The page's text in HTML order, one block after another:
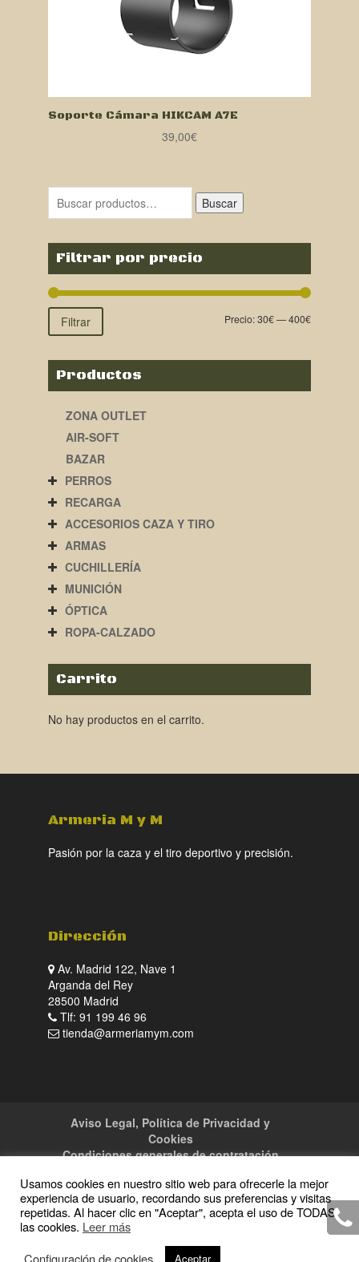
Soporte Cámara HIKCAM A7E
39,00€
Buscar
Filtrar por precio
Filtrar Precio:30€—400€
Productos
ZONA OUTLET
AIR-SOFT
BAZAR
PERROS
RECARGA
ACCESORIOS CAZA Y TIRO
ARMAS
CUCHILLERÍA
MUNICIÓN
ÓPTICA
ROPA-CALZADO
Carrito
No hay productos en el carrito.
Armeria M y M
Pasión por la caza y el tiro deportivo y precisión.
Dirección
Av. Madrid 122, Nave 1
Arganda del Rey
28500 Madrid
Tlf: 91 199 46 96
tienda@armeriamym.com
Aviso Legal, Política de Privacidad y
Cookies
Condiciones generales de contratación
Copyright · 2016 Armeria M y M · Todos los
Usamos cookies en nuestro sitio web para ofrecerle la mejor
experiencia de usuario, recordando sus preferencias y visitas
repetidas. Al hacer clic en "Aceptar", acepta el uso de TODAS
las cookies. Leer más
Configuración de cookies
Aceptar